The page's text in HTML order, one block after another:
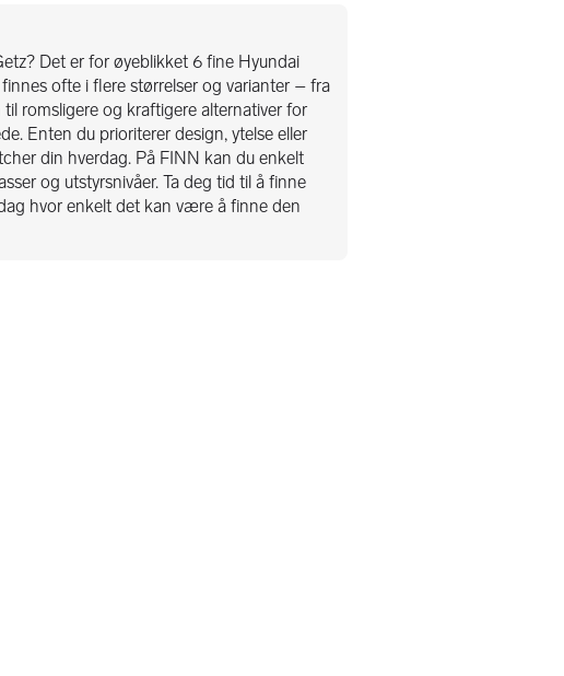
Det er for øyeblikket 6 fine Hyundai
ofte i flere størrelser og varianter – fra
romsligere og kraftigere alternativer for
Enten du prioriterer design, ytelse eller
din hverdag. På FINN kan du enkelt
og utstyrsnivåer. Ta deg tid til å finne
hvor enkelt det kan være å finne den